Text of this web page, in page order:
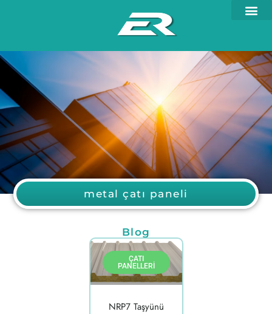
metal çatı paneli
Blog
ÇATI
PANELLERI
NRP7 Taşyünü